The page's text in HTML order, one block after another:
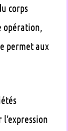
corps
opération,
permet aux